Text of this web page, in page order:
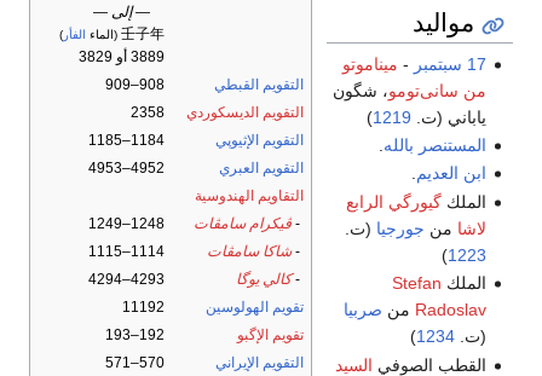
— إلى —
壬子年 (الماء الفأر )
3889 أو 3829
التقويم القبطي
908–909
التقويم الديسكوردي
2358
التقويم الإثيوپي
1184–1185
التقويم العبري
4952–4953
التقاويم الهندوسية
- ڤيكرام سامڤات
1248–1249
-شاكا سامڤات
1114–1115
-كالي يوگا
4293–4294
تقويم الهولوسين
11192
تقويم الإگبو
192–193
التقويم الإيراني
570–571
مواليد
17 سبتمبر - ميناموتو
من سانى‌تومو، شگون
ياباني (ت. 1219
)
المستنصر بالله
ابن العديم.
الملكگيورگي الرابع
لاشا من جورجيا (ت.
1223
)
الملك Stefan
Radoslav من صربيا
(ت.1234
)
القطب الصوفي السيد